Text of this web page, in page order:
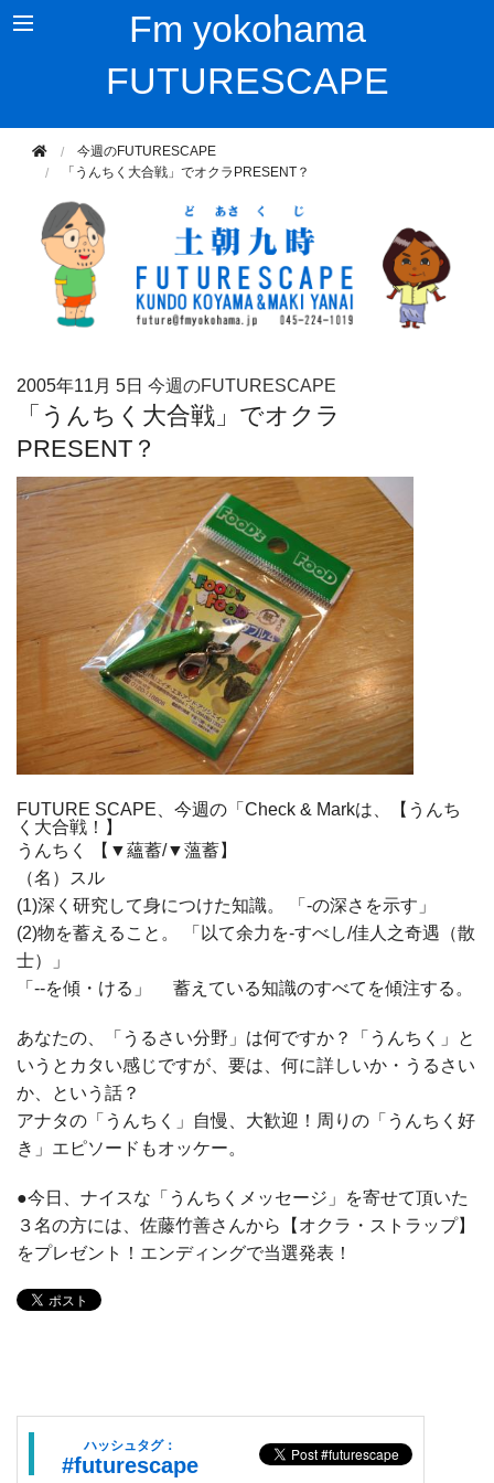
Fm yokohama
FUTURESCAPE
今週のFUTURESCAPE
「うんちく大合戦」でオクラPRESENT？
2005年11月 5日 今週のFUTURESCAPE
「うんちく大合戦」でオクラ
PRESENT？
FUTURE SCAPE、今週の「Check & Markは、【うんち
く大合戦！】
うんちく 【▼蘊蓄/▼薀蓄】
（名）スル
(1)深く研究して身につけた知識。 「-の深さを示す」
(2)物を蓄えること。 「以て余力を-すべし/佳人之奇遇（散
士）」
「--を傾・ける」 蓄えている知識のすべてを傾注する。
あなたの、「うるさい分野」は何ですか？「うんちく」と
いうとカタい感じですが、要は、何に詳しいか・うるさい
か、という話？
アナタの「うんちく」自慢、大歓迎！周りの「うんちく好
き」エピソードもオッケー。
●今日、ナイスな「うんちくメッセージ」を寄せて頂いた
３名の方には、佐藤竹善さんから【オクラ・ストラップ】
をプレゼント！エンディングで当選発表！
ハッシュタグ：
#futurescape